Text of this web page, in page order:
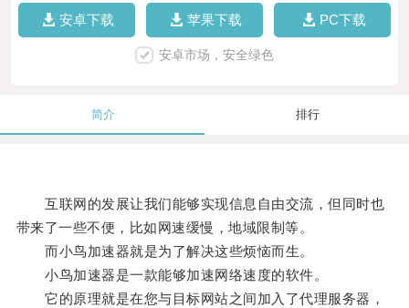
安卓下载 苹果下载 PC下载
安卓市场，安全绿色
简介 排行
互联网的发展让我们能够实现信息自由交流，但同时也
带来了一些不便，比如网速缓慢，地域限制等。
而小鸟加速器就是为了解决这些烦恼而生。
小鸟加速器是一款能够加速网络速度的软件。
它的原理就是在您与目标网站之间加入了代理服务器，